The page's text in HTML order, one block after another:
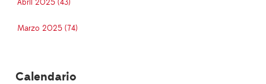
Abril 2025 (43)
Marzo 2025 (74)
Calendario